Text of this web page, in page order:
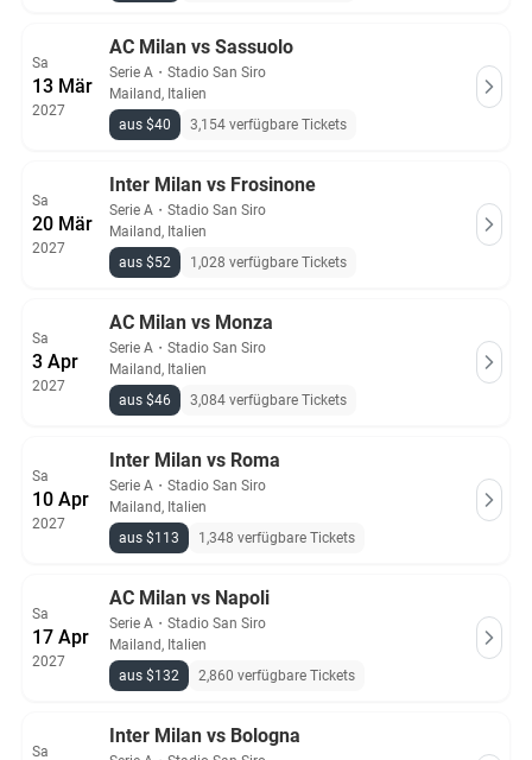
Sa
13 Mär
2027
AC Milan vs Sassuolo
Serie A ・ Stadio San Siro
Mailand, Italien
aus $40
3,154 verfügbare Tickets
Sa
20 Mär
2027
Inter Milan vs Frosinone
Serie A ・ Stadio San Siro
Mailand, Italien
aus $52
1,028 verfügbare Tickets
Sa
3 Apr
2027
AC Milan vs Monza
Serie A ・ Stadio San Siro
Mailand, Italien
aus $46
3,084 verfügbare Tickets
Sa
10 Apr
2027
Inter Milan vs Roma
Serie A ・ Stadio San Siro
Mailand, Italien
aus $113
1,348 verfügbare Tickets
Sa
17 Apr
2027
AC Milan vs Napoli
Serie A ・ Stadio San Siro
Mailand, Italien
aus $132
2,860 verfügbare Tickets
Sa
Inter Milan vs Bologna